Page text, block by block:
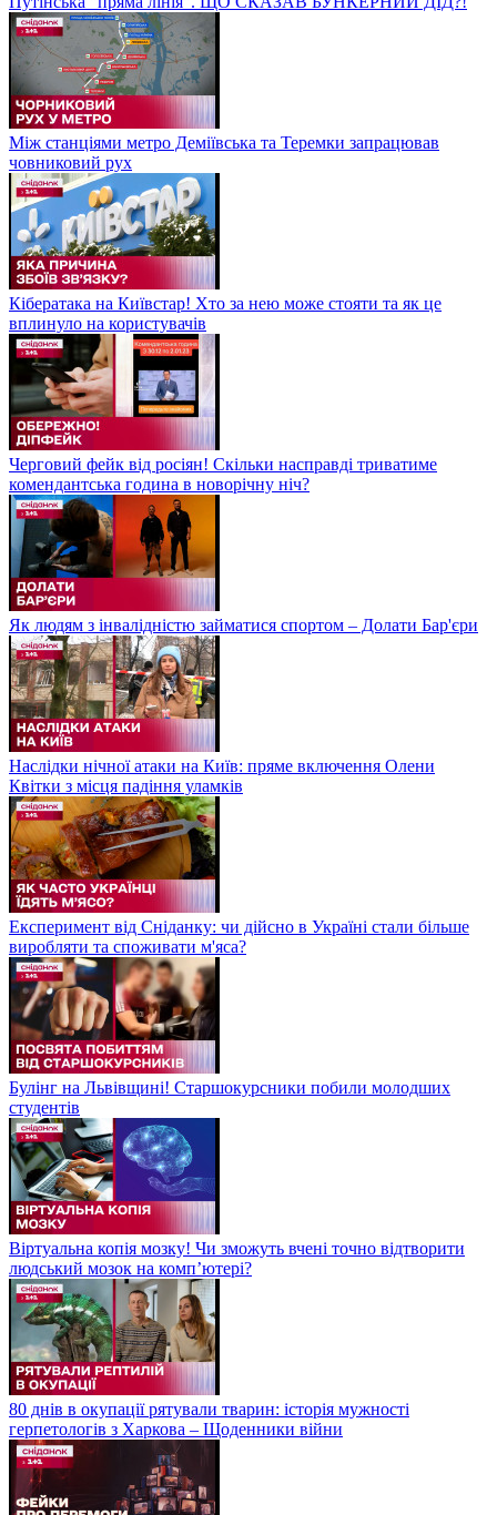
Між станціями метро Деміївська та Теремки запрацював
човниковий рух
Кібератака на Київстар! Хто за нею може стояти та як це
вплинуло на користувачів
Черговий фейк від росіян! Скільки насправді триватиме
комендантська година в новорічну ніч?
Як людям з інвалідністю займатися спортом – Долати Бар'єри
Наслідки нічної атаки на Київ: пряме включення Олени
Квітки з місця падіння уламків
Експеримент від Сніданку: чи дійсно в Україні стали більше
виробляти та споживати м'яса?
Булінг на Львівщині! Старшокурсники побили молодших
студентів
Віртуальна копія мозку! Чи зможуть вчені точно відтворити
людський мозок на компʼютері?
80 днів в окупації рятували тварин: історія мужності
герпетологів з Харкова – Щоденники війни